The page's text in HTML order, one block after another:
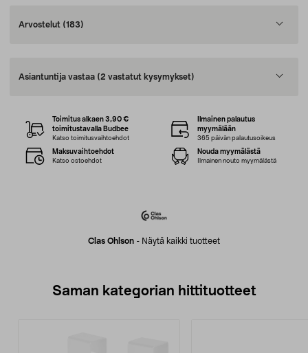
Arvostelut (183)
Asiantuntija vastaa (2 vastatut kysymykset)
Clas Ohlson - Näytä kaikki tuotteet
Toimitus alkaen 3,90 €
toimitustavalla Budbee
Katso toimitusvaihtoehdot
Ilmainen palautus
myymälään
365 päivän palautusoikeus
Maksuvaihtoehdot
Katso ostoehdot
Nouda myymälästä
Ilmainen nouto myymälästä
Saman kategorian hittituotteet